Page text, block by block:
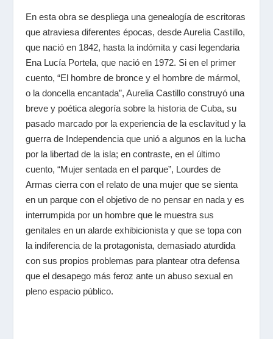
En esta obra se despliega una genealogía de escritoras
que atraviesa diferentes épocas, desdeAurelia Castillo,
que nació en 1842, hasta la indómita y casi legendaria
Ena Lucía Portela, que nació en 1972. Si en el primer
cuento, “El hombre de bronce y el hombre de mármol,
o la doncella encantada”, Aurelia Castillo construyó una
breve y poética alegoría sobre la historia de Cuba, su
pasado marcado por la experiencia de la esclavitud y la
guerra de Independencia que unió a algunos en la lucha
por la libertad de la isla; en contraste, en el último
cuento, “Mujer sentada en el parque”, Lourdes de
Armas cierra con el relato de una mujer que se sienta
en un parque con el objetivo de no pensar en nada y es
interrumpida por un hombre que le muestra sus
genitales en un alarde exhibicionista y que se topa con
la indiferencia de la protagonista, demasiado aturdida
con sus propios problemas para plantear otra defensa
que el desapego más feroz ante un abuso sexual en
pleno espacio público.